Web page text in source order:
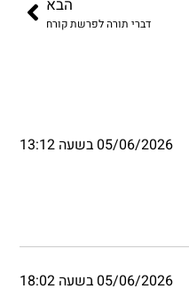
הבא
דברי תורה לפרשת קורח
05/06/2026 בשעה 13:12
05/06/2026 בשעה 18:02